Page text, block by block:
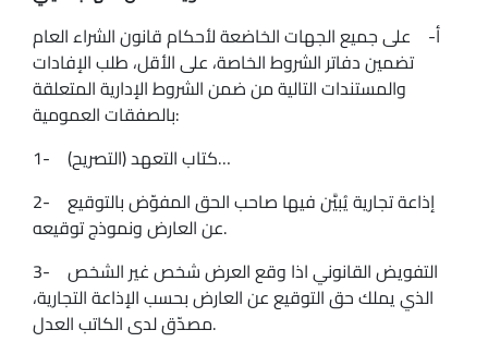
‌أ- على جميع الجهات الخاضعة لأحكام قانون الشراء العام
تضمين دفاتر الشروط الخاصة، على الأقل، طلب الإفادات
والمستندات التالية من ضمن الشروط الإدارية المتعلقة
بالصفقات العمومية:
1- كتاب التعهد (التصريح)…
2- إذاعة تجارية يُبيَّن فيها صاحب الحق المفوّض بالتوقيع
عن العارض ونموذج توقيعه.
3- التفويض القانوني اذا وقع العرض شخص غير الشخص
الذي يملك حق التوقيع عن العارض بحسب الإذاعة التجارية،
مصدّق لدى الكاتب العدل.